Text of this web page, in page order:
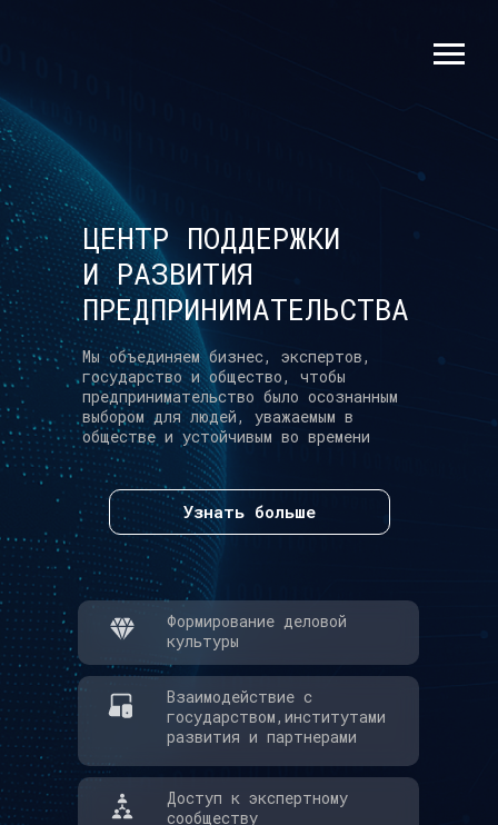
Мы объединяем бизнес, экспертов,
государство и общество, чтобы
предпринимательство было осознанным
выбором для людей, уважаемым в
обществе и устойчивым во времени
ЦЕНТР ПОДДЕРЖКИ
И РАЗВИТИЯ
ПРЕДПРИНИМАТЕЛЬСТВА
Узнать больше
Формирование деловой
культуры
Взаимодействие с
государством,институтами
развития и партнерами
Доступ к экспертному
сообществу